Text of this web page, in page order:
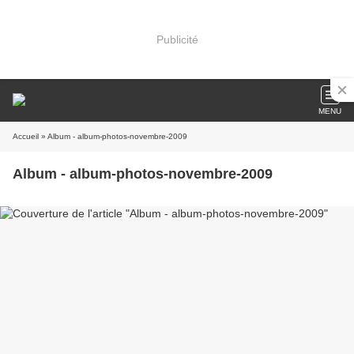
Publicité
MENU
Accueil » Album - album-photos-novembre-2009
Album - album-photos-novembre-2009